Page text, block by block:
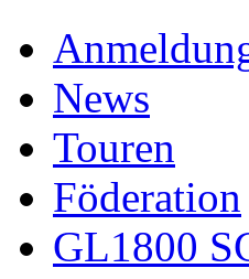
News
Touren
Föderation
GL1800